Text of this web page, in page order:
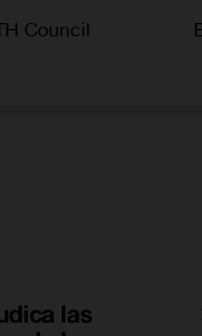
Council
las